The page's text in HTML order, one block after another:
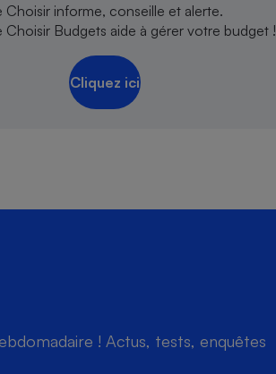
Choisir informe, conseille et alerte.
Choisir Budgets aide à gérer votre budget !
Cliquez ici
! Actus, tests, enquêtes